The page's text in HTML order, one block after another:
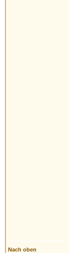
Nach oben